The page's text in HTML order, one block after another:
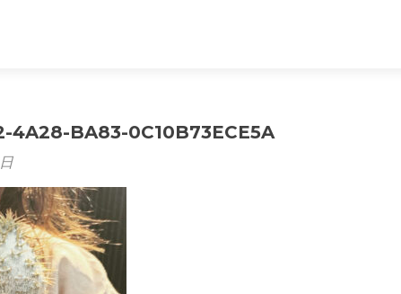
4A28-BA83-0C10B73ECE5A